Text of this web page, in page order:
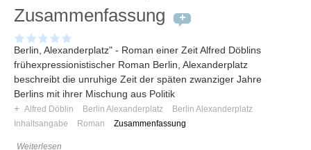
Zusammenfassung
Berlin, Alexanderplatz" - Roman einer Zeit Alfred Döblins
frühexpressionistischer Roman Berlin, Alexanderplatz
beschreibt die unruhige Zeit der späten zwanziger Jahre
Berlins mit ihrer Mischung aus Politik
+ Alfred Döblin Berlin Alexanderplatz
Berlin Alexanderplatz
Inhaltsangabe
Roman Zusammenfassung
Weiterlesen